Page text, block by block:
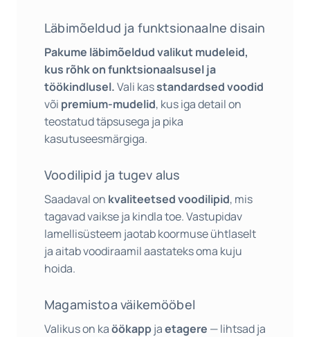
Läbimõeldud ja funktsionaalne disain
Pakume läbimõeldud valikut mudeleid,
kus rõhk on funktsionaalsusel ja
töökindlusel.Vali kasstandardsed voodid
või premium-mudelid, kus iga detail on
teostatud täpsusega ja pika
kasutuseesmärgiga.
Voodilipid ja tugev alus
Saadaval on kvaliteetsed voodilipid, mis
tagavad vaikse ja kindla toe. Vastupidav
lamellisüsteem jaotab koormuse ühtlaselt
ja aitab voodiraamil aastateks oma kuju
hoida.
Magamistoa väikemööbel
Valikus on kaöökappjaetagere — lihtsad ja